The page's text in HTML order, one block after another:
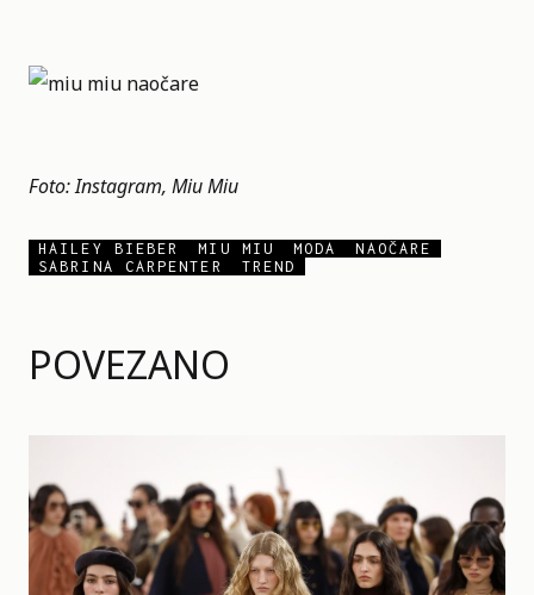
POVEZANO
Foto: Instagram, Miu Miu
HAILEY BIEBER MIU MIU MODA
NAOČARE
SABRINA CARPENTER
TREND